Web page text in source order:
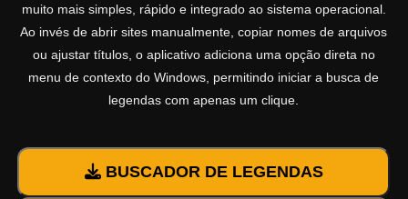
muito mais simples, rápido e integrado ao sistema operacional.
Ao invés de abrir sites manualmente, copiar nomes de arquivos
ou ajustar títulos, o aplicativo adiciona uma opção direta no
menu de contexto do Windows, permitindo iniciar a busca de
legendas com apenas um clique.
BUSCADOR DE LEGENDAS